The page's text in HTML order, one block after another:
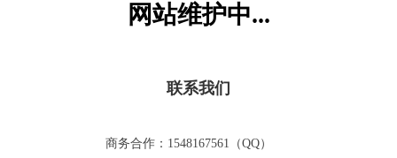
网站维护中...
联系我们
商务合作：1548167561（QQ）